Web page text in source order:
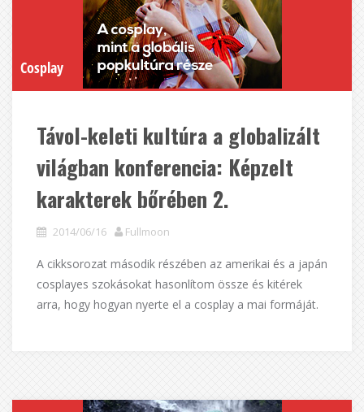
Cosplay
Távol-keleti kultúra a globalizált
világban konferencia: Képzelt
karakterek bőrében 2.
2014/06/16 Fullmoon
A cikksorozat második részében az amerikai és a japán
cosplayes szokásokat hasonlítom össze és kitérek
arra, hogy hogyan nyerte el a cosplay a mai formáját.